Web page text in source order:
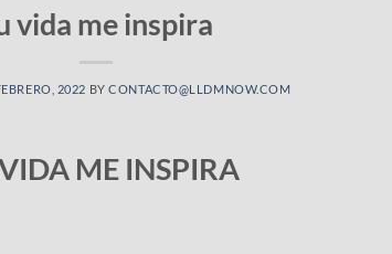
vida me inspira
2022 BYCONTACTO@LLDMNOW.COM
ME INSPIRA